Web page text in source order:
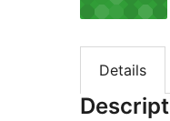
Details